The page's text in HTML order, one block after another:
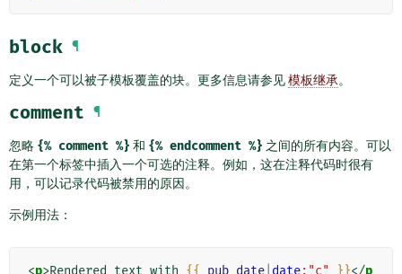
block ¶
定义一个可以被子模板覆盖的块。更多信息请参见模板继承。
comment ¶
忽略 {% comment %} 和 {% endcomment %} 之间的所有内容。可以
在第一个标签中插入一个可选的注释。例如，这在注释代码时很有
用，可以记录代码被禁用的原因。
示例用法：